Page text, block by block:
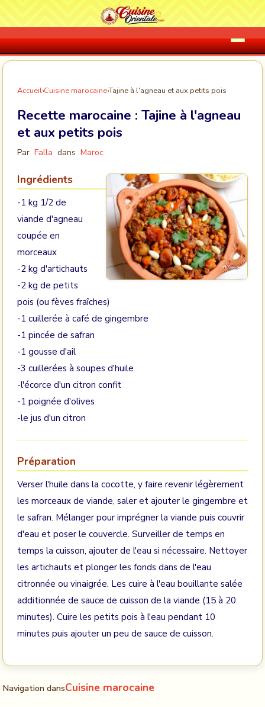
Accueil›Cuisine marocaine›Tajine à l'agneau et aux petits pois
Recette marocaine : Tajine à l'agneau
et aux petits pois
Par Falla dans Maroc
Ingrédients
-1 kg 1/2 de
viande d'agneau
coupée en
morceaux
-2 kg d'artichauts
-2 kg de petits
pois (ou fèves fraîches)
-1 cuillerée à café de gingembre
-1 pincée de safran
-1 gousse d'ail
-3 cuillerées à soupes d'huile
-l'écorce d'un citron confit
-1 poignée d'olives
-le jus d'un citron
Préparation
Verser l'huile dans la cocotte, y faire revenir légèrement
les morceaux de viande, saler et ajouter le gingembre et
le safran. Mélanger pour imprégner la viande puis couvrir
d'eau et poser le couvercle. Surveiller de temps en
temps la cuisson, ajouter de l'eau si nécessaire. Nettoyer
les artichauts et plonger les fonds dans de l'eau
citronnée ou vinaigrée. Les cuire à l'eau bouillante salée
additionnée de sauce de cuisson de la viande (15 à 20
minutes). Cuire les petits pois à l'eau pendant 10
minutes puis ajouter un peu de sauce de cuisson.
Navigation dansCuisine marocaine